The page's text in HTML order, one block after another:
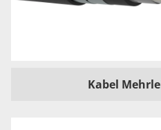
Kabel